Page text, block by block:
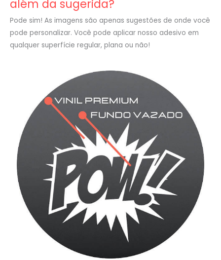
além da sugerida?
Pode sim! As imagens são apenas sugestões de onde você
pode personalizar. Você pode aplicar nosso adesivo em
qualquer superfície regular, plana ou não!